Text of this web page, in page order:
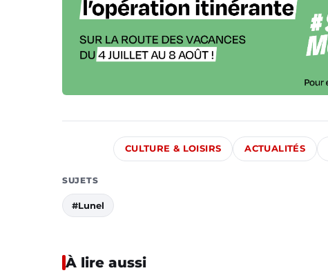
CULTURE & LOISIRS ACTUALITÉS
SUJETS
#Lunel
À lire aussi